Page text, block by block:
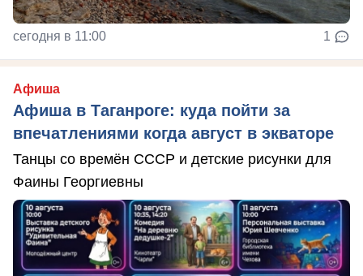
сегодня в 11:00 1
Афиша
Афиша в Таганроге: куда пойти за
впечатлениями когда август в экваторе
Танцы со времён СССР и детские рисунки для
Фаины Георгиевны